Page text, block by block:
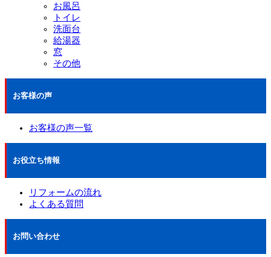
お風呂
トイレ
洗面台
給湯器
窓
その他
お客様の声
お客様の声一覧
お役立ち情報
リフォームの流れ
よくある質問
お問い合わせ